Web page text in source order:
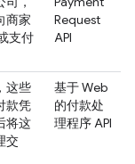
商家
支付
Request
API
这些
款凭
将这
交
基于 Web
的付款处
理程序 API